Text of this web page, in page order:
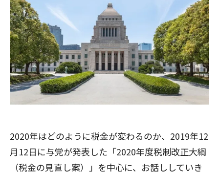
2020年はどのように税金が変わるのか、2019年12
月12日に与党が発表した「2020年度税制改正大綱
（税金の見直し案）」を中心に、お話ししていき